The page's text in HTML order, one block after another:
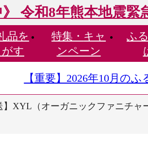
》 令和8年熊本地震緊
品を
がす
特集・ キャ
ンペーン
ふ
【重要】2026年10月の
】XYL（オーガニックファニチ